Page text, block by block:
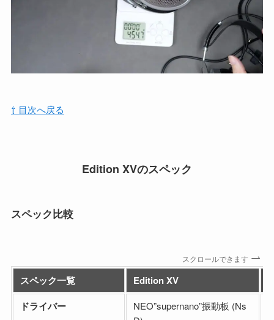
⇧ 目次へ戻る
Edition XVのスペック
スペック比較
スクロールできます
スペック一覧 Edition XV
ドライバー
NEO”supernano”振動板 (Ns